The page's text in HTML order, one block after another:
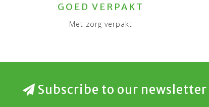
GOED VERPAKT
Met zorg verpakt
Subscribe to our newsletter